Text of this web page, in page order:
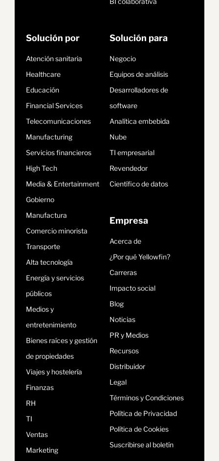
Solución por
Atención sanitaria
Healthcare
Educación
Financial Services
Telecomunicaciones
Manufacturing
Servicios financieros
High Tech
Media & Entertainment
Gobierno
Manufactura
Comercio minorista
Transporte
Alta tecnología
Energía y servicios
públicos
Medios y
entretenimiento
Bienes raíces y gestión
de propiedades
Viajes y hostelería
Finanzas
RH
TI
Ventas
Marketing
Solución para
Negocio
Equipos de análisis
Desarrolladores de
software
Analítica embebida
Nube
TI empresarial
Revendedor
Científico de datos
Empresa
Acerca de
¿Por qué Yellowfin?
Carreras
Impacto social
Blog
Noticias
PR y Medios
Recursos
Distribuidor
Legal
Términos y Condiciones
Política de Privacidad
Política de Cookies
Suscribirse al boletín